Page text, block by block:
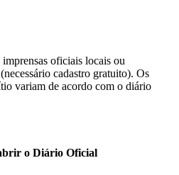
oficiais locais ou
(necessário cadastro gratuito). Os
variam de acordo com o diário
o Diário Oficial